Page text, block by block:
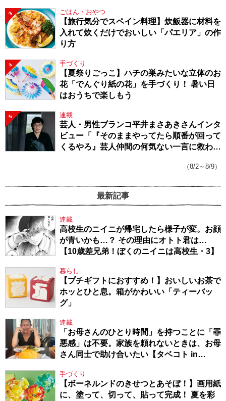
3 ごはん・おやつ
【旅行気分でスペイン料理】炊飯器に材料を
入れて炊くだけでおいしい「パエリア」の作
り方
4 手づくり
【夏祭りごっこ】ハチの巣みたいな立体のお
花「でんぐり紙の花」を手づくり！ 暑い日
はおうちで楽しもう
5 連載
芸人・男性ブランコ平井まさあきさんインタ
ビュー「『そのままやってたら順番が回って
くるやろ』芸人仲間の何気ない一言に救われ
（8/2～8/9）
最新記事
連載
高校生のニイニが帰宅したら様子が変。お顔
が青いかも…？ その理由にオトト君は…
【10歳差兄弟！ぼくのニイニは高校生・3】
暮らし
【プチギフトにおすすめ！】おいしいお茶で
ホッとひと息。箱がかわいい「ティーバッ
グ」
連載
「お母さんのひとり時間」を持つことに「罪
悪感」は不要。家族を頼れないときは、お母
さん同士で助け合いたい【タベコト in
手づくり
【ボーネルンドのきせつとあそぼ！】画用紙
に、塗って、切って、貼って完成！ 夏を彩